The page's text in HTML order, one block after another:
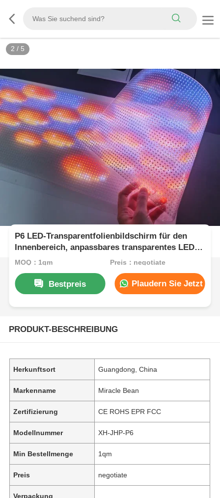
3 / 5
P6 LED-Transparentfolienbildschirm für den
Innenbereich, anpassbares transparentes LED-
Display für kreative Werbung und dynamische
MOQ：1qm Preis：negotiate
Bestpreis Plaudern Sie Jetzt
PRODUKT-BESCHREIBUNG
Herkunftsort Guangdong, China
Markenname Miracle Bean
Zertifizierung CE ROHS EPR FCC
Modellnummer XH-JHP-P6
Min Bestellmenge 1qm
Preis negotiate
Verpackung